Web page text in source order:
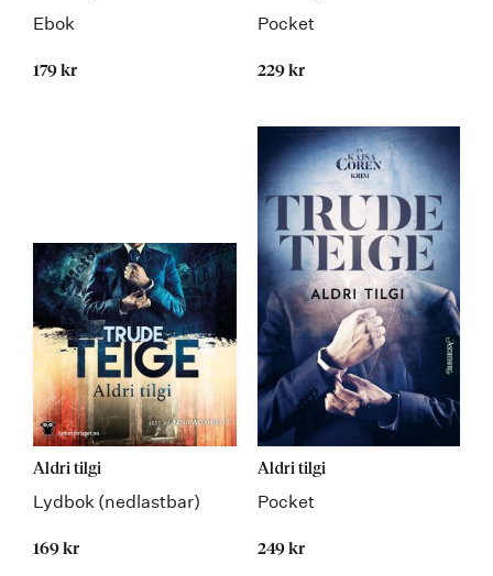
Ebok
179 kr
Pocket
229 kr
Aldri tilgi
Lydbok (nedlastbar)
169 kr
Aldri tilgi
Pocket
249 kr